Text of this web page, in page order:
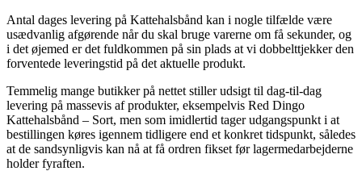
Antal dages levering på Kattehalsbånd kan i nogle tilfælde være
usædvanlig afgørende når du skal bruge varerne om få sekunder, og
i det øjemed er det fuldkommen på sin plads at vi dobbelttjekker den
forventede leveringstid på det aktuelle produkt.
Temmelig mange butikker på nettet stiller udsigt til dag-til-dag
levering på massevis af produkter, eksempelvis Red Dingo
Kattehalsbånd – Sort, men som imidlertid tager udgangspunkt i at
bestillingen køres igennem tidligere end et konkret tidspunkt, således
at de sandsynligvis kan nå at få ordren fikset før lagermedarbejderne
holder fyraften.